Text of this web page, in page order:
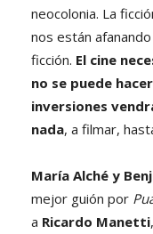
neocolonia. La
nos están
ficción. El cine
no se puede
inversiones
nada, a filmar,
María Alché y
mejor guión por
a Ricardo Manetti